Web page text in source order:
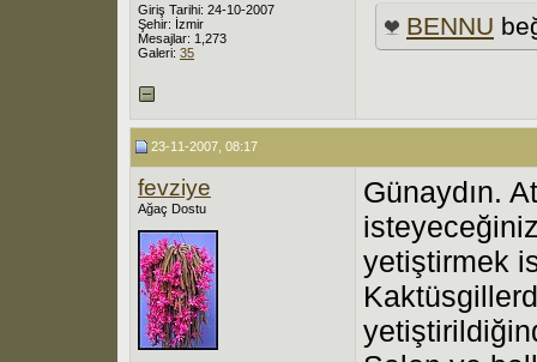
Giriş Tarihi: 24-10-2007
Şehir: İzmir
Mesajlar: 1,273
Galeri: 35
BENNU
23-11-2007, 08:17
fevziye
Ağaç Dostu
Günaydın.
yetiştirmek